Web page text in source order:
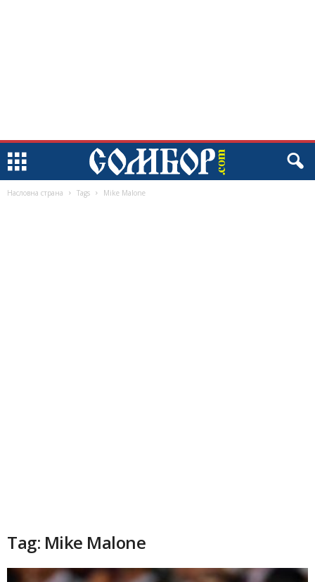
Насловна страна Tags Mike Malone
Tag: Mike Malone